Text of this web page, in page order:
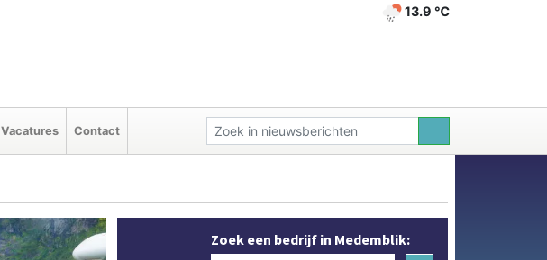
13.9 ℃
Vacatures Contact
Zoek een bedrijf in Medemblik: